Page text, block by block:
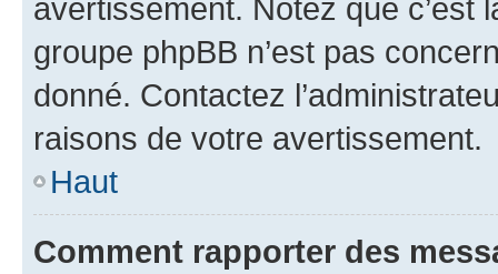
avertissement. Notez que c’est
groupe phpBB n’est pas
donné. Contactez
raisons de votre avertissement.
Haut
Comment rapporter des